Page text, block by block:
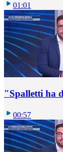
01:01
"Spalletti ha
00:57